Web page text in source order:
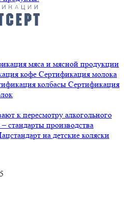
мяса и мясной продукции
кофе Сертификация молока
колбасы Сертификация
к пересмотру алкогольного
стандарты производства
на детские коляски